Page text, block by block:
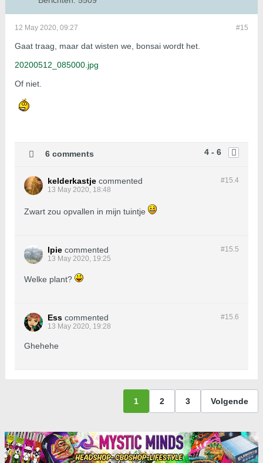
#15
12 May 2020, 09:27
Gaat traag, maar dat wisten we, bonsai wordt het.
20200512_085000.jpg
Of niet.
4 - 6
6 comments
#15.4
kelderkastje commented
13 May 2020, 18:48
Zwart zou opvallen in mijn tuintje
#15.5
Ipie commented
13 May 2020, 19:25
Welke plant?
#15.6
Ess commented
13 May 2020, 19:28
Ghehehe
1 2 3 Volgende